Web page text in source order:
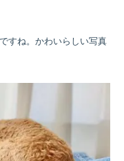
すね。かわいらしい写真